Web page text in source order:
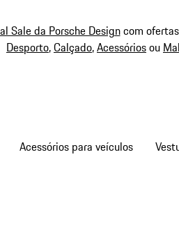
Sale da Porsche Designcom
Desporto,Calçado,Acessóriosou
Acessórios para veículos